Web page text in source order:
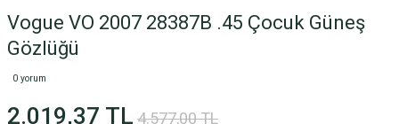
Vogue VO 2007 28387B .45 Çocuk Güneş
Gözlüğü
0 yorum
2.019,37 TL 4.577,00 TL